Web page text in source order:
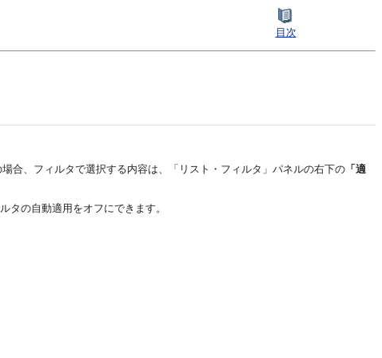
目次
合、フィルタで選択する内容は、「リスト・フィルタ」パネルの右下の 「適
タの自動適用をオフにできます。